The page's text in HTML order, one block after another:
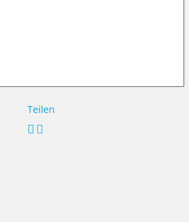
Teilen